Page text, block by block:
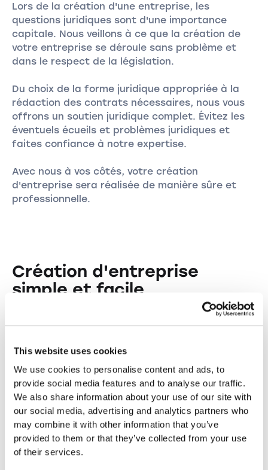
This website uses cookies
We use cookies to personalise content and ads, to
provide social media features and to analyse our traffic.
We also share information about your use of our site with
our social media, advertising and analytics partners who
may combine it with other information that you’ve
provided to them or that they’ve collected from your use
of their services.
Lors de la création d'une entreprise, les
questions juridiques sont d'une importance
capitale. Nous veillons à ce que la création de
votre entreprise se déroule sans problème et
dans le respect de la législation.
Du choix de la forme juridique appropriée à la
rédaction des contrats nécessaires, nous vous
offrons un soutien juridique complet. Évitez les
éventuels écueils et problèmes juridiques et
faites confiance à notre expertise.
Avec nous à vos côtés, votre création
d'entreprise sera réalisée de manière sûre et
professionnelle.
Création d'entreprise
simple et facile
La création d'une entreprise ne doit pas être
d'entreprise devient un jeu d'enfant. Nous vous
proposons une approche structurée et simple
afin d'accomplir efficacement toutes les étapes
nécessaires.
De l'inscription au registre du commerce à
l'ouverture d'un compte commercial, nous vous
accompagnons à chaque étape. Vivez une